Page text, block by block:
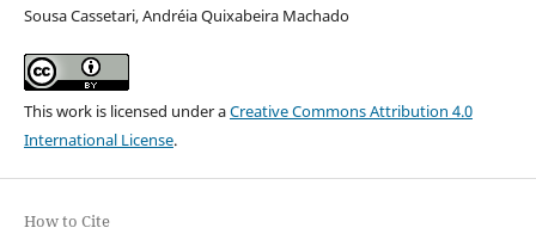
Sousa Cassetari, Andréia Quixabeira Machado
This work is licensed under aCreative Commons Attribution 4.0
International License.
How to Cite